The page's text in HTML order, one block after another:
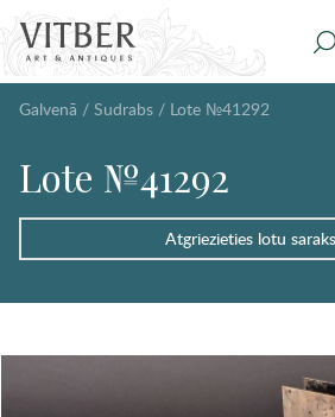
Galvenā / Sudrabs / Lote №41292
Lote №41292
Atgriezieties lotu